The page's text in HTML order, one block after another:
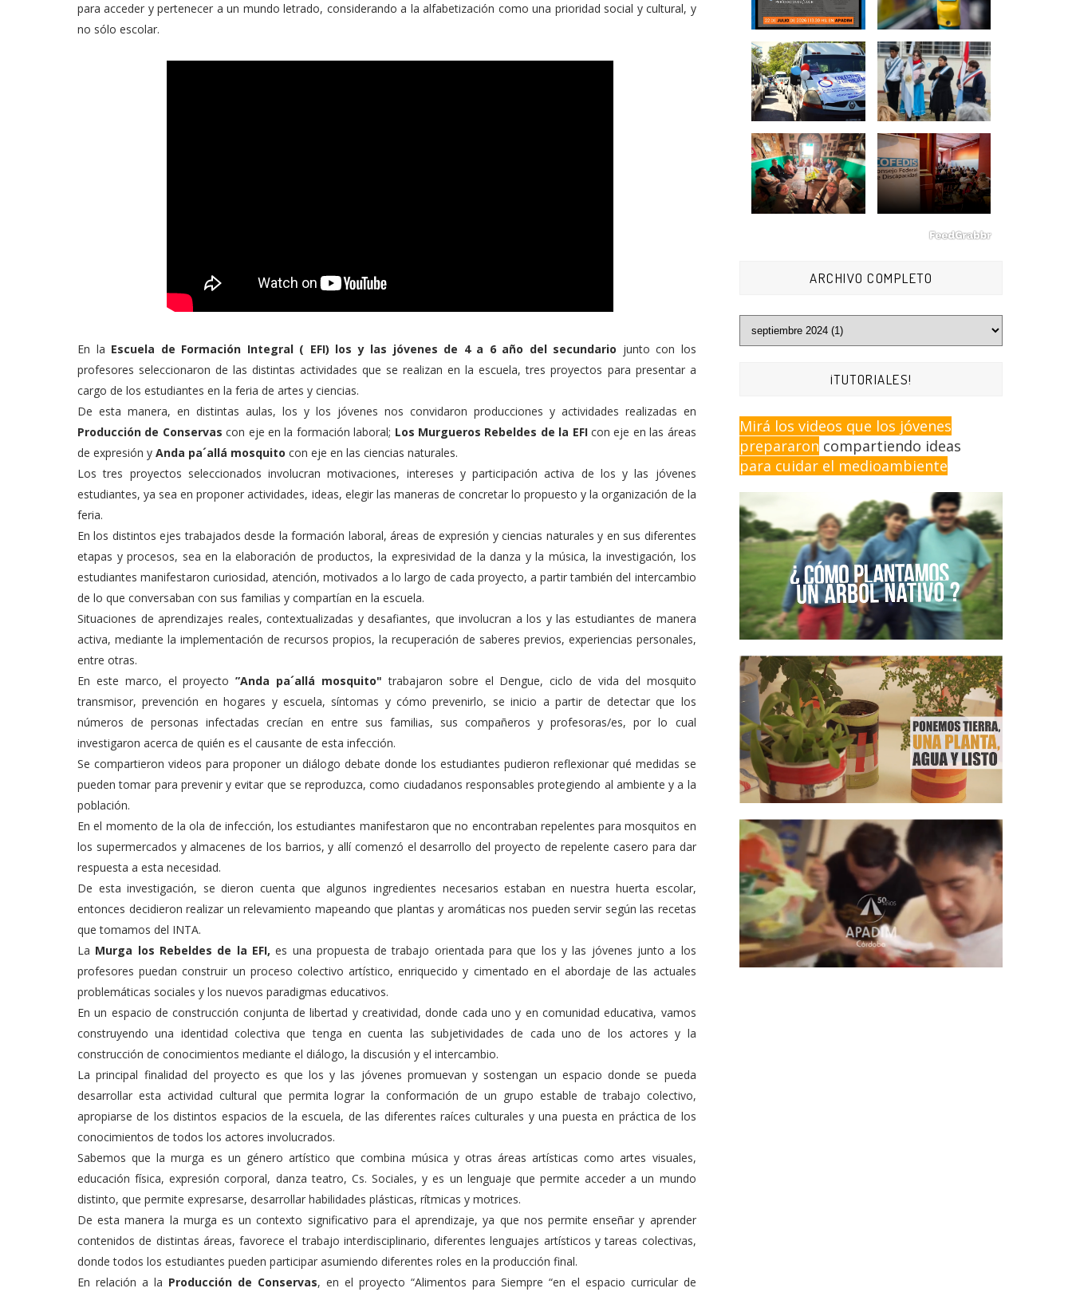
para acceder y pertenecer a un mundo letrado, considerando a la alfabetización como una prioridad social y cultural, y
no sólo escolar.
En la Escuela de Formación Integral ( EFI) los y las jóvenes de 4 a 6 año del secundario junto con los
profesores seleccionaron de las distintas actividades que se realizan en la escuela, tres proyectos para presentar a
cargo de los estudiantes en la feria de artes y ciencias.
De esta manera, en distintas aulas, los y los jóvenes nos convidaron producciones y actividades realizadas en
Producción de Conservas con eje en la formación laboral; Los Murgueros Rebeldes de la EFIcon eje en las áreas
de expresión y Anda pa´allá mosquito con eje en las ciencias naturales.
Los tres proyectos seleccionados involucran motivaciones, intereses y participación activa de los y las jóvenes
estudiantes, ya sea en proponer actividades, ideas, elegir las maneras de concretar lo propuesto y la organización de la
feria.
En los distintos ejes trabajados desde la formación laboral, áreas de expresión y ciencias naturales y en sus diferentes
etapas y procesos, sea en la elaboración de productos, la expresividad de la danza y la música, la investigación, los
estudiantes manifestaron curiosidad, atención, motivados a lo largo de cada proyecto, a partir también del intercambio
de lo que conversaban con sus familias y compartían en la escuela.
Situaciones de aprendizajes reales, contextualizadas y desafiantes, que involucran a los y las estudiantes de manera
activa, mediante la implementación de recursos propios, la recuperación de saberes previos, experiencias personales,
entre otras.
En este marco, el proyecto”Anda pa´allá mosquito"trabajaron sobre el Dengue, ciclo de vida del mosquito
transmisor, prevención en hogares y escuela, síntomas y cómo prevenirlo, se inicio a partir de detectar que los
números de personas infectadas crecían en entre sus familias, sus compañeros y profesoras/es, por lo cual
investigaron acerca de quién es el causante de esta infección.
Se compartieron videos para proponer un diálogo debate donde los estudiantes pudieron reflexionar qué medidas se
pueden tomar para prevenir y evitar que se reproduzca, como ciudadanos responsables protegiendo al ambiente y a la
población.
En el momento de la ola de infección, los estudiantes manifestaron que no encontraban repelentes para mosquitos en
los supermercados y almacenes de los barrios, y allí comenzó el desarrollo del proyecto de repelente casero para dar
respuesta a esta necesidad.
De esta investigación, se dieron cuenta que algunos ingredientes necesarios estaban en nuestra huerta escolar,
entonces decidieron realizar un relevamiento mapeando que plantas y aromáticas nos pueden servir según las recetas
que tomamos del INTA.
La Murga los Rebeldes de la EFI, es una propuesta de trabajo orientada para que los y las jóvenes junto a los
profesores puedan construir un proceso colectivo artístico, enriquecido y cimentado en el abordaje de las actuales
problemáticas sociales y los nuevos paradigmas educativos.
En un espacio de construcción conjunta de libertad y creatividad, donde cada uno y en comunidad educativa, vamos
construyendo una identidad colectiva que tenga en cuenta las subjetividades de cada uno de los actores y la
construcción de conocimientos mediante el diálogo, la discusión y el intercambio.
La principal finalidad del proyecto es que los y las jóvenes promuevan y sostengan un espacio donde se pueda
desarrollar esta actividad cultural que permita lograr la conformación de un grupo estable de trabajo colectivo,
apropiarse de los distintos espacios de la escuela, de las diferentes raíces culturales y una puesta en práctica de los
conocimientos de todos los actores involucrados.
Sabemos que la murga es un género artístico que combina música y otras áreas artísticas como artes visuales,
educación física, expresión corporal, danza teatro, Cs. Sociales, y es un lenguaje que permite acceder a un mundo
distinto, que permite expresarse, desarrollar habilidades plásticas, rítmicas y motrices.
De esta manera la murga es un contexto significativo para el aprendizaje, ya que nos permite enseñar y aprender
contenidos de distintas áreas, favorece el trabajo interdisciplinario, diferentes lenguajes artísticos y tareas colectivas,
donde todos los estudiantes pueden participar asumiendo diferentes roles en la producción final.
En relación a la Producción de Conservas, en el proyecto “Alimentos para Siempre “en el espacio curricular de
ARCHIVO COMPLETO
¡TUTORIALES!
Mirá los videos que los jóvenes
prepararon compartiendo ideas
para cuidar el medioambiente